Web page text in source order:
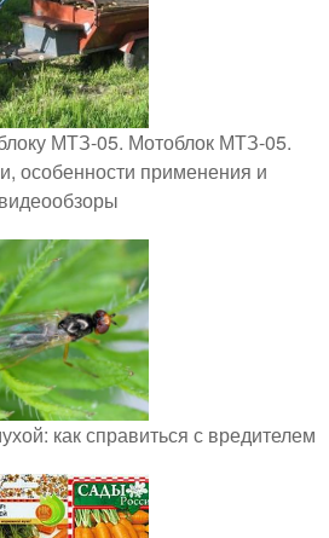
МТЗ-05. Мотоблок МТЗ-05.
особенности применения и
видеообзоры
как справиться с вредителем